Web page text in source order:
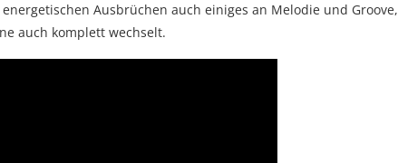
Ausbrüchen auch einiges an Melodie und Groove,
auch komplett wechselt.